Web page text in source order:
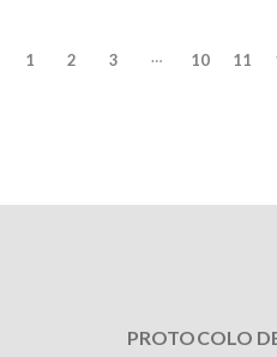
1 2 3 … 10 11
PROTOCOLO